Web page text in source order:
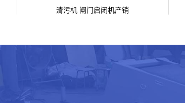
清污机 闸门启闭机产销